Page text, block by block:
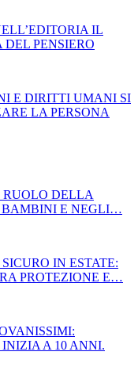
IL
PENSIERO
E DIRITTI UMANI SI
LA PERSONA
RUOLO DELLA
BAMBINI E NEGLI…
IN ESTATE:
PROTEZIONE E…
A 10 ANNI.